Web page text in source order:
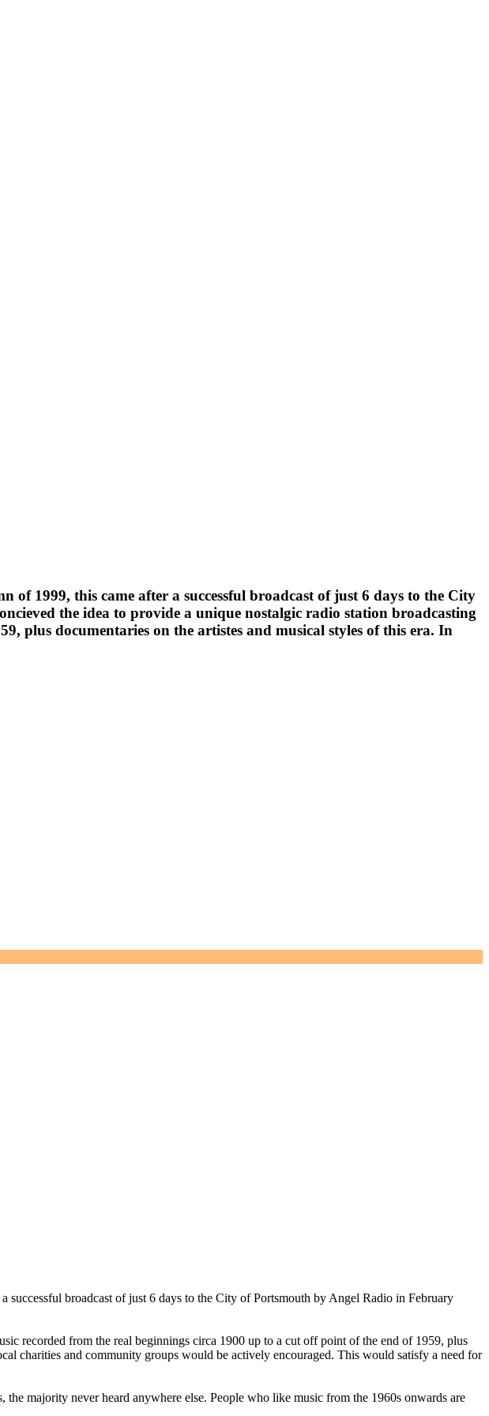
1999, this came after a successful broadcast of just 6 days to the City
the idea to provide a unique nostalgic radio station broadcasting
plus documentaries on the artistes and musical styles of this era. In
broadcast of just 6 days to the City of Portsmouth by Angel Radio in February
recorded from the real beginnings circa 1900 up to a cut off point of the end of 1959, plus
charities and community groups would be actively encouraged. This would satisfy a need for
majority never heard anywhere else. People who like music from the 1960s onwards are